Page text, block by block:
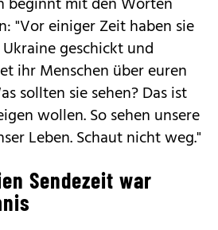
"Vor einiger Zeit haben sie
geschickt und
ihr Menschen über euren
sollten sie sehen? Das ist
wollen. So sehen unsere
Leben. Schaut nicht weg."
Sendezeit war